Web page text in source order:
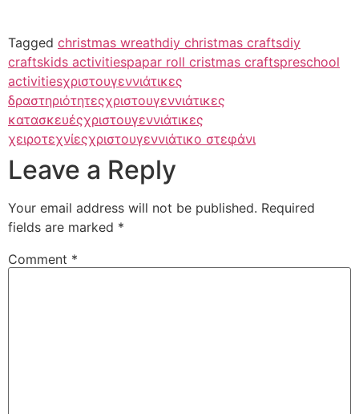
Tagged christmas wreathdiy christmas craftsdiy
craftskids activitiespapar roll cristmas craftspreschool
activitiesχριστουγεννιάτικες
δραστηριότητεςχριστουγεννιάτικες
κατασκευέςχριστουγεννιάτικες
χειροτεχνίεςχριστουγεννιάτικο στεφάνι
Leave a Reply
Your email address will not be published. Required
fields are marked *
Comment *